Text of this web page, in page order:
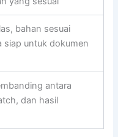
bahan sesuai
siap untuk dokumen
antara
dan hasil